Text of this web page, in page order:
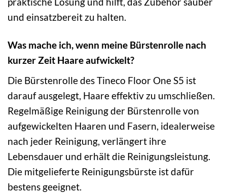
und einsatzbereit zu halten.
Was mache ich, wenn meine Bürstenrolle nach
kurzer Zeit Haare aufwickelt?
Die Bürstenrolle des Tineco Floor One S5 ist
darauf ausgelegt, Haare effektiv zu umschließen.
Regelmäßige Reinigung der Bürstenrolle von
aufgewickelten Haaren und Fasern, idealerweise
nach jeder Reinigung, verlängert ihre
Lebensdauer und erhält die Reinigungsleistung.
Die mitgelieferte Reinigungsbürste ist dafür
bestens geeignet.